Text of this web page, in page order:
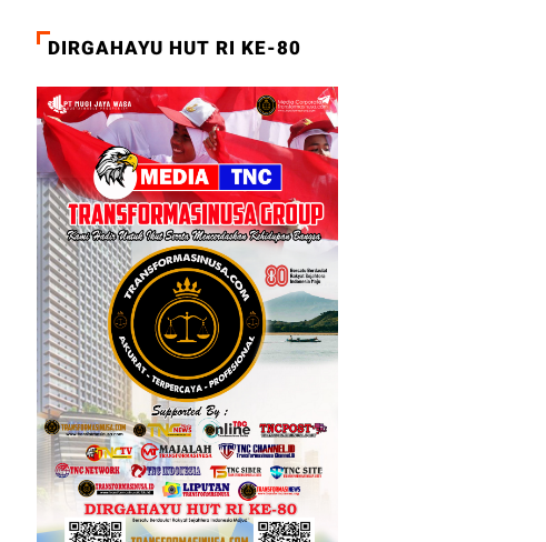
DIRGAHAYU HUT RI KE-80